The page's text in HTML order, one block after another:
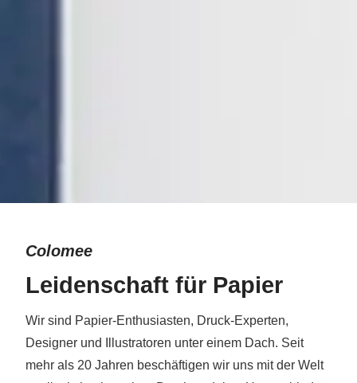
Colomee
Leidenschaft für Papier
Wir sind Papier-Enthusiasten, Druck-Experten,
Designer und Illustratoren unter einem Dach. Seit
mehr als 20 Jahren beschäftigen wir uns mit der Welt